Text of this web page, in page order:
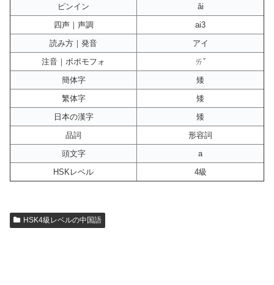
ピンイン
ǎi
四声｜声調
ai3
読み方｜発音
アイ
注音｜ボポモフォ
ㄞˇ
簡体字
矮
繁体字
矮
日本の漢字
矮
品詞
形容詞
頭文字
a
HSKレベル
4級
HSK4級レベルの中国語